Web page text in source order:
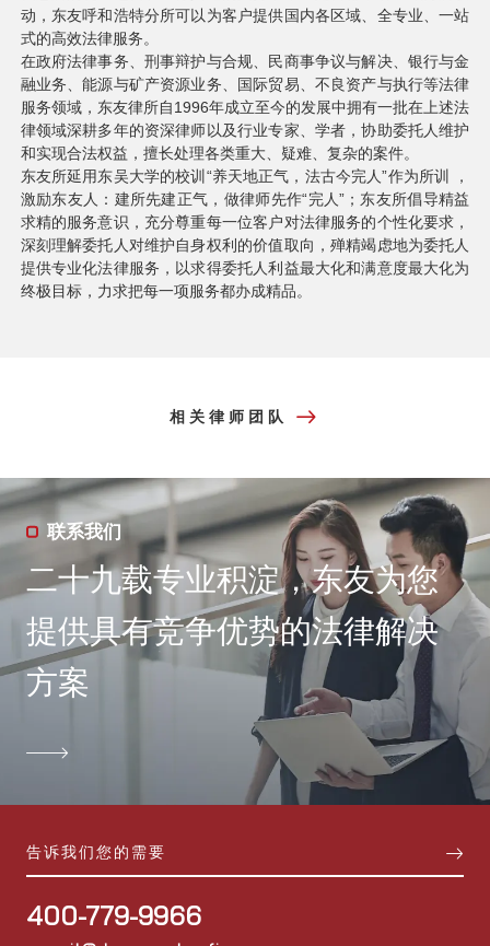
动，东友呼和浩特分所可以为客户提供国内各区域、全专业、一站
式的高效法律服务。
在政府法律事务、刑事辩护与合规、民商事争议与解决、银行与金
融业务、能源与矿产资源业务、国际贸易、不良资产与执行等法律
服务领域，东友律所自1996年成立至今的发展中拥有一批在上述法
律领域深耕多年的资深律师以及行业专家、学者，协助委托人维护
和实现合法权益，擅长处理各类重大、疑难、复杂的案件。
东友所延用东吴大学的校训“养天地正气，法古今完人”作为所训 ，
激励东友人：建所先建正气，做律师先作“完人”；东友所倡导精益
求精的服务意识，充分尊重每一位客户对法律服务的个性化要求，
深刻理解委托人对维护自身权利的价值取向，殚精竭虑地为委托人
提供专业化法律服务，以求得委托人利益最大化和满意度最大化为
终极目标，力求把每一项服务都办成精品。
相关律师团队 
联系我们
二十九载专业积淀，东友为您
提供具有竞争优势的法律解决
方案

400-779-9966
告诉我们您的需要